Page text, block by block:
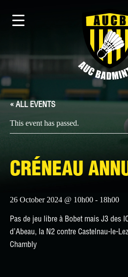
« ALL EVENTS
This event has passed.
CRÉNEAU
26 October 2024 @ 10h00 - 18h00
Pas de jeu libre à Bobet mais J3 des
d’Abeau, la N2 contre Castelnau-le-
Chambly